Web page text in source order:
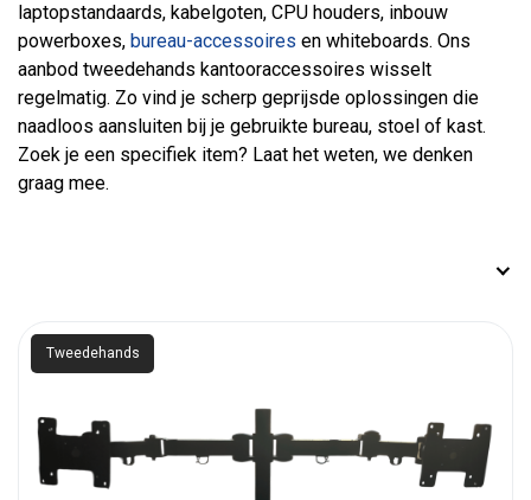
laptopstandaards, kabelgoten, CPU houders, inbouw
powerboxes, bureau-accessoires en whiteboards. Ons
aanbod tweedehands kantooraccessoires wisselt
regelmatig. Zo vind je scherp geprijsde oplossingen die
naadloos aansluiten bij je gebruikte bureau, stoel of kast.
Zoek je een specifiek item? Laat het weten, we denken
graag mee.
Tweedehands